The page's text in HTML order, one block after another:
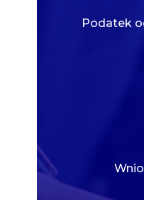
Podatek